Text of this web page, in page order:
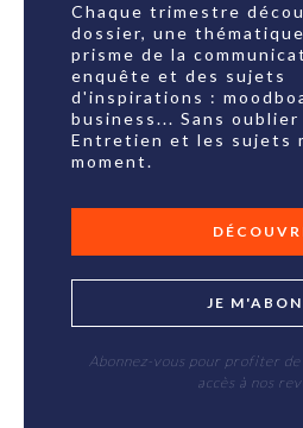
Chaque trimestre
dossier, une
prisme de la
enquête et des sujets
d'inspirations :
business... Sans oublier
Entretien et les sujets
moment.
JE
Abonnez-vous pour profiter
accès à nos